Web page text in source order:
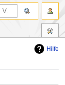
Hilfe